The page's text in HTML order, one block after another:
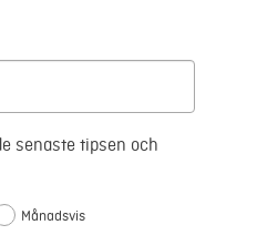
senaste tipsen och
Månadsvis